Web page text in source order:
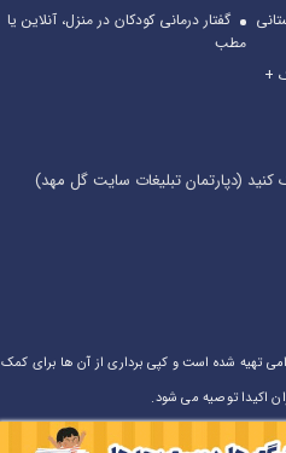
گفتار درمانی کودکان در منزل، آنلاین یا
مطب
+
کنید (دپارتمان تبلیغات سایت گل مهد)
تهیه شده است و کپی برداری از آن ها برای کمک
اکیدا توصیه می شود.